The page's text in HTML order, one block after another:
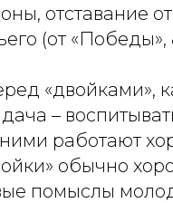
отставание
(от
«двойками»,
–
работают
обычно
помыслы